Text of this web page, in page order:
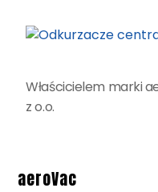
Właścicielem marki
z o.o.
aeroVac